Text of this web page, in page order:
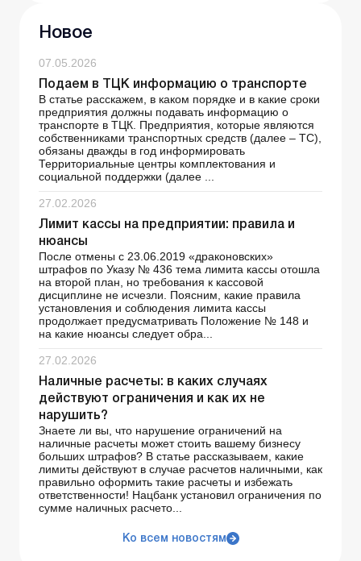
Новое
07.05.2026
Подаем в ТЦК информацию о транспорте
В статье расскажем, в каком порядке и в какие сроки
предприятия должны подавать информацию о
транспорте в ТЦК. Предприятия, которые являются
собственниками транспортных средств (далее – ТС),
обязаны дважды в год информировать
Территориальные центры комплектования и
социальной поддержки (далее ...
27.02.2026
Лимит кассы на предприятии: правила и
нюансы
После отмены с 23.06.2019 «драконовских»
штрафов по Указу № 436 тема лимита кассы отошла
на второй план, но требования к кассовой
дисциплине не исчезли. Поясним, какие правила
установления и соблюдения лимита кассы
продолжает предусматривать Положение № 148 и
на какие нюансы следует обра...
27.02.2026
Наличные расчеты: в каких случаях
действуют ограничения и как их не
нарушить?
Знаете ли вы, что нарушение ограничений на
наличные расчеты может стоить вашему бизнесу
больших штрафов? В статье рассказываем, какие
лимиты действуют в случае расчетов наличными, как
правильно оформить такие расчеты и избежать
ответственности! Нацбанк установил ограничения по
сумме наличных расчето...
Ко всем новостям